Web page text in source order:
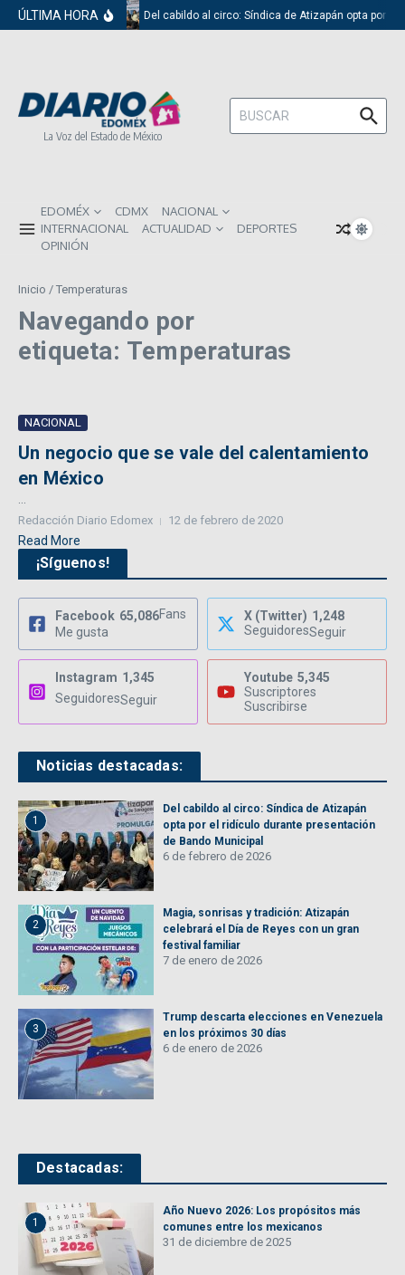
Saltar al contenido
ÚLTIMA HORA Del cabildo al circo: Síndica de Atizapán opta por
La Voz del Estado de México
Buscar:
EDOMÉX CDMX
NACIONAL
INTERNACIONAL
ACTUALIDAD
DEPORTES
OPINIÓN
Inicio / Temperaturas
Navegando por
etiqueta: Temperaturas
NACIONAL
Un negocio que se vale del calentamiento
en México
...
Redacción Diario Edomex 12 de febrero de 2020
Read More
¡Síguenos!
Facebook 65,086Fans
Me gusta
X (Twitter) 1,248
SeguidoresSeguir
Instagram 1,345
SeguidoresSeguir
Youtube 5,345
Suscriptores
Suscribirse
Noticias destacadas:
1
Del cabildo al circo: Síndica de Atizapán
opta por el ridículo durante presentación
de Bando Municipal
6 de febrero de 2026
2
Magia, sonrisas y tradición: Atizapán
celebrará el Día de Reyes con un gran
festival familiar
7 de enero de 2026
3
Trump descarta elecciones en Venezuela
en los próximos 30 días
6 de enero de 2026
Destacadas:
1
Año Nuevo 2026: Los propósitos más
comunes entre los mexicanos
31 de diciembre de 2025